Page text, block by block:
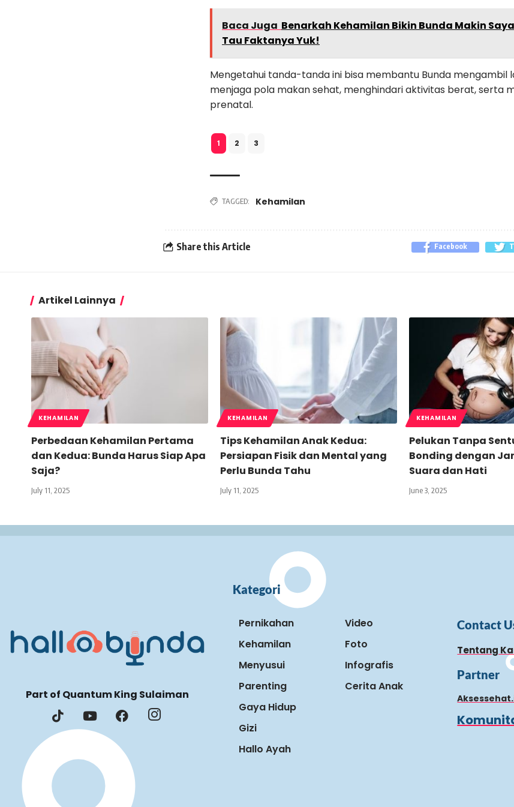
Baca Juga Benarkah Kehamilan Bikin Bunda Makin
Tau Faktanya Yuk!
Mengetahui tanda-tanda ini bisa membantu Bunda mengambil
menjaga pola makan sehat, menghindari aktivitas berat, serta
prenatal.
1 2 3
TAGGED: Kehamilan
Share this Article Facebook
Artikel Lainnya
KEHAMILAN
Perbedaan Kehamilan Pertama
dan Kedua: Bunda Harus Siap Apa
Saja?
July 11, 2025
KEHAMILAN
Tips Kehamilan Anak Kedua:
Persiapan Fisik dan Mental yang
Perlu Bunda Tahu
July 11, 2025
KEHAMILAN
Pelukan Tanpa
Bonding dengan
Suara dan Hati
June 3, 2025
Part of Quantum King Sulaiman
Kategori
Pernikahan
Kehamilan
Menyusui
Parenting
Gaya Hidup
Gizi
Hallo Ayah
Video
Foto
Infografis
Cerita Anak
Contact
Tentang
Partner